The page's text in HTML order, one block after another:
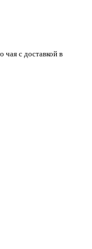
чая с доставкой в